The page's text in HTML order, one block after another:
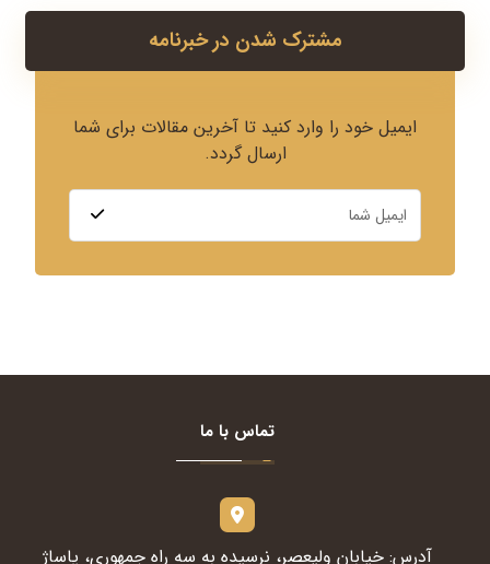
مشترک شدن در خبرنامه
ایمیل خود را وارد کنید تا آخرین مقالات برای شما
ارسال گردد.
تماس با ما
آدرس: خیابان ولیعصر، نرسیده به سه راه جمهوری، پاساژ